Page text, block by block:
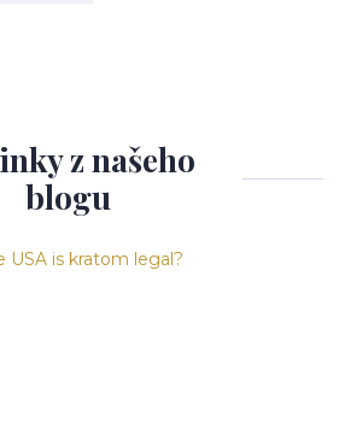
z našeho
blogu